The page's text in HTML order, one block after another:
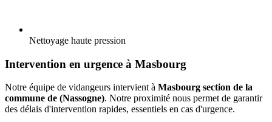
Nettoyage haute pression
Intervention en urgence à Masbourg
Notre équipe de vidangeurs intervient à Masbourg section de la
commune de (Nassogne). Notre proximité nous permet de garantir
des délais d'intervention rapides, essentiels en cas d'urgence.